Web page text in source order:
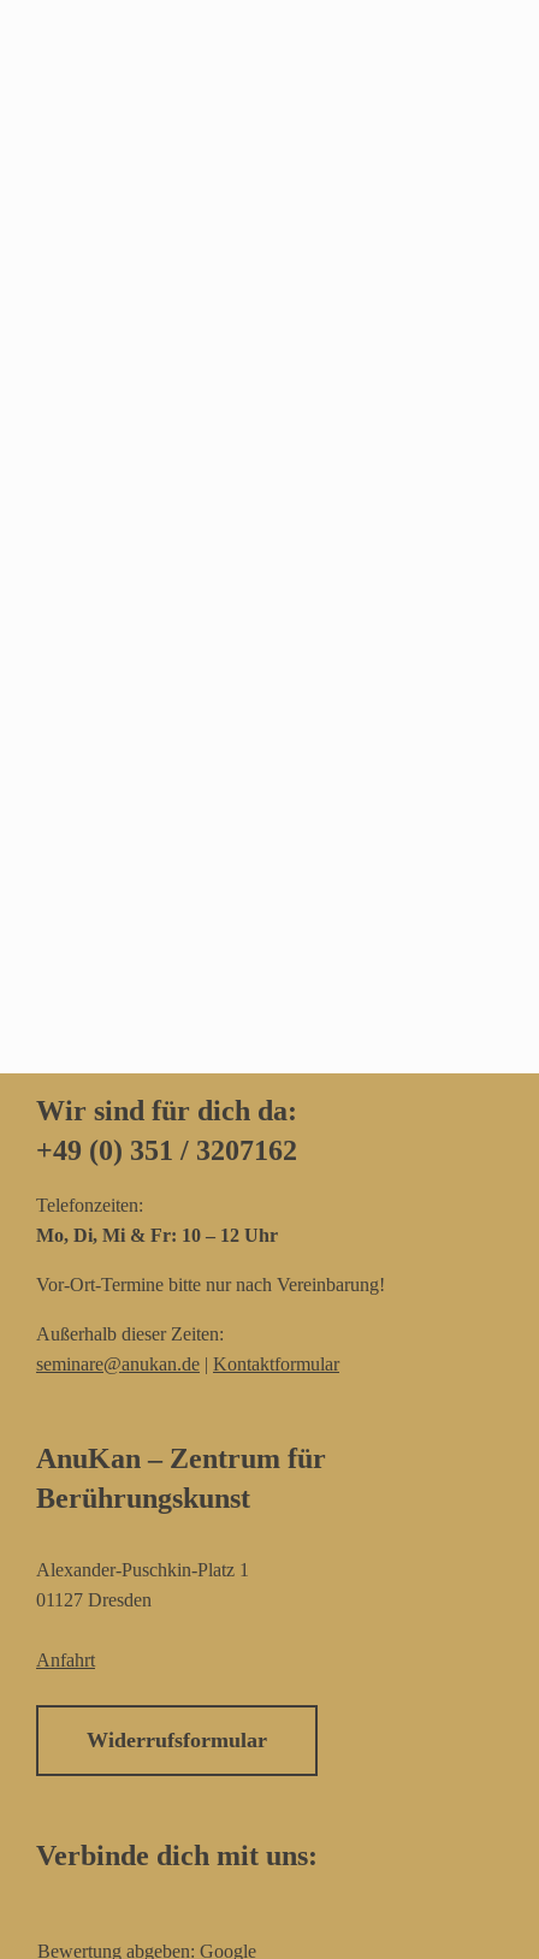
Wir sind für dich da:
+49 (0) 351 / 3207162‬
Telefonzeiten:
Mo, Di, Mi & Fr: 10 – 12 Uhr
Vor-Ort-Termine bitte nur nach Vereinbarung!
Außerhalb dieser Zeiten:
seminare@anukan.de | Kontaktformular
AnuKan – Zentrum für
Berührungskunst
Alexander-Puschkin-Platz 1
01127 Dresden
Anfahrt
Widerrufsformular
Verbinde dich mit uns:
Bewertung abgeben: Google